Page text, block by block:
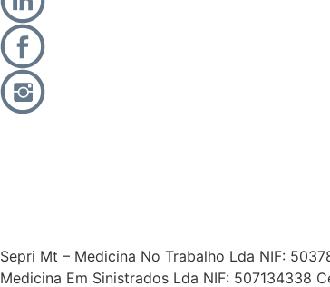
Sepri Mt – Medicina No Trabalho Lda NIF:
Medicina Em Sinistrados Lda NIF: 507134338